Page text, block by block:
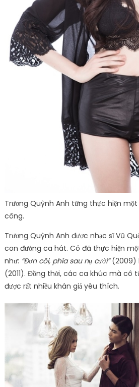
Trương Quỳnh Anh từng thực hiện
công.
Trương Quỳnh Anh được nhạc sĩ Vũ
con đường ca hát. Cô đã thực hiện
như: “Đơn côi, phía sau nụ cười”(2009)
(2011). Đồng thời, các ca khúc mà cô
được rất nhiều khán giả yêu thích.